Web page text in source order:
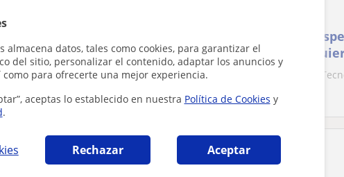
almacena datos, tales como cookies, para garantizar el
del sitio, personalizar el contenido, adaptar los anuncios y
como para ofrecerte una mejor experiencia.
aceptas lo establecido en nuestra Política de Cookies y
.
Rechazar Aceptar
Ingeniera Mecánica + Máster Profesorado
tecnología. Dispuesta a dar clases de
materia
**Ingeniera Mecánica + Máster Profesorado Especialidad
Candela